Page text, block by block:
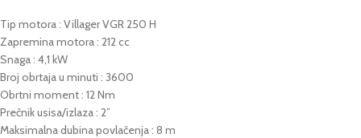
Tip motora : Villager VGR 250 H
Zapremina motora : 212 cc
Snaga : 4,1 kW
Broj obrtaja u minuti : 3600
Obrtni moment : 12 Nm
Prečnik usisa/izlaza : 2”
Maksimalna dubina povlačenja : 8 m